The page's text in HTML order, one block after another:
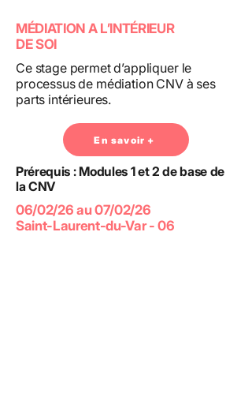
MÉDIATION A L’INTÉRIEUR
DE SOI
Ce stage permet d’appliquer le
processus de médiation CNV à ses
parts intérieures.
En savoir +
Prérequis : Modules 1 et 2 de base de
la CNV
06/02/26 au 07/02/26
Saint-Laurent-du-Var - 06